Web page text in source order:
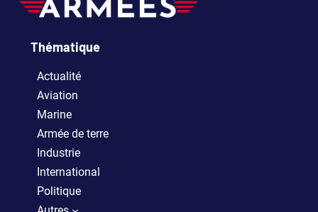
Thématique
Actualité
Aviation
Marine
Armée de terre
Industrie
International
Politique